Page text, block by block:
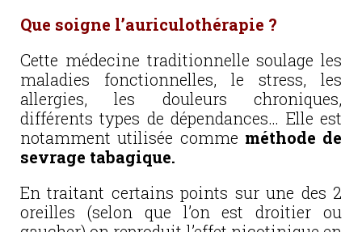
Que soigne l’auriculothérapie ?
Cette médecine traditionnelle soulage les
maladies fonctionnelles, le stress, les
allergies, les douleurs chroniques,
différents types de dépendances… Elle est
notamment utilisée comme méthode de
sevrage tabagique.
En traitant certains points sur une des 2
oreilles (selon que l’on est droitier ou